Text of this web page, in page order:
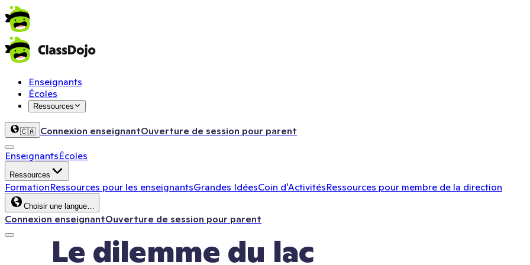
Enseignants
Écoles
Ressources
🇨🇦 Connexion enseignantOuverture de session pour parent
EnseignantsÉcoles
Ressources
FormationRessources pour les enseignantsGrandes IdéesCoin d'ActivitésRessources pour membre de la direction
Choisir une langue…
Connexion enseignantOuverture de session pour parent
Le dilemme du lac